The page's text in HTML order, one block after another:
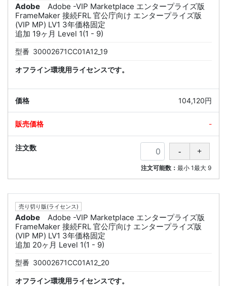
Adobe
Adobe -VIP Marketplace エンタープライズ版
FrameMaker 接続FRL 官公庁向け エンタープライズ版
(VIP MP) LV1 3年価格固定
追加 19ヶ月 Level 1(1 - 9)
型番 30002671CC01A12_19
オフライン環境用ライセンスです。
104,120円
-
注文可能数：最小 1最大 9
売り切り版(ライセンス)
Adobe
Adobe -VIP Marketplace エンタープライズ版
FrameMaker 接続FRL 官公庁向け エンタープライズ版
(VIP MP) LV1 3年価格固定
追加 20ヶ月 Level 1(1 - 9)
型番 30002671CC01A12_20
オフライン環境用ライセンスです。